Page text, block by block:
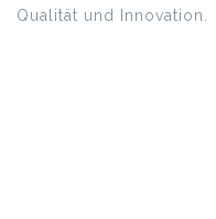
Qualität und Innovation.